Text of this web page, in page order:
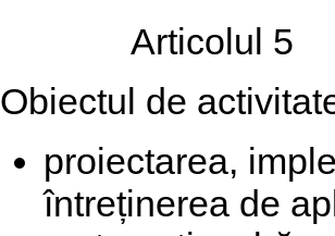
Articolul 5
Obiectul de
proiectarea,
întreținerea de